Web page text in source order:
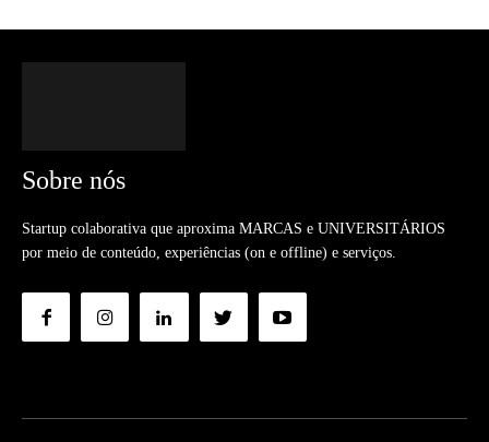
Sobre nós
Startup colaborativa que aproxima MARCAS e UNIVERSITÁRIOS
por meio de conteúdo, experiências (on e offline) e serviços.